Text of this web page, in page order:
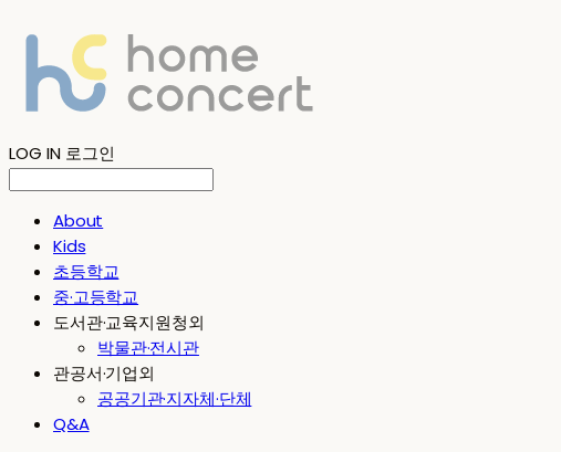
LOG IN 로그인
About
Kids
초등학교
중·고등학교
도서관·교육지원청외
박물관·전시관
관공서·기업외
공공기관·지자체·단체
Q&A